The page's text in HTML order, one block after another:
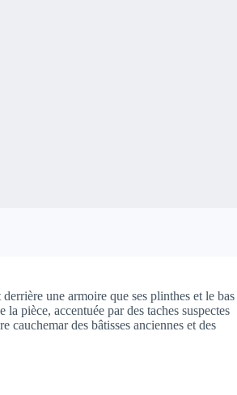
une armoire que ses plinthes et le bas
pièce, accentuée par des taches suspectes
des bâtisses anciennes et des